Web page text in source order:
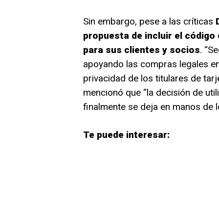
Sin embargo, pese a las críticas
propuesta de incluir el
para sus clientes y socios.
apoyando las compras legales
privacidad de los titulares de
mencionó que “la decisión de
finalmente se deja en manos de
Te puede interesar: